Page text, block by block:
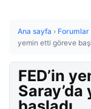
Ana sayfa › Forumlar
yemin etti göreve
FED’in